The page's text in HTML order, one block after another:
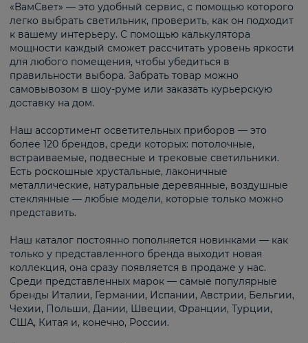
«ВамСвет» — это удобный сервис, с помощью которого
легко выбрать светильник, проверить, как он подходит
к вашему интерьеру. С помощью калькулятора
мощности каждый сможет рассчитать уровень яркости
для любого помещения, чтобы убедиться в
правильности выбора. Забрать товар можно
самовывозом в шоу-руме или заказать курьерскую
доставку на дом.
Наш ассортимент осветительных приборов — это
более 120 брендов, среди которых: потолочные,
встраиваемые, подвесные и трековые светильники.
Есть роскошные хрустальные, лаконичные
металлические, натуральные деревянные, воздушные
стеклянные — любые модели, которые только можно
представить.
Наш каталог постоянно пополняется новинками — как
только у представленного бренда выходит новая
коллекция, она сразу появляется в продаже у нас.
Среди представленных марок — самые популярные
бренды Италии, Германии, Испании, Австрии, Бельгии,
Чехии, Польши, Дании, Швеции, Франции, Турции,
США, Китая и, конечно, России.